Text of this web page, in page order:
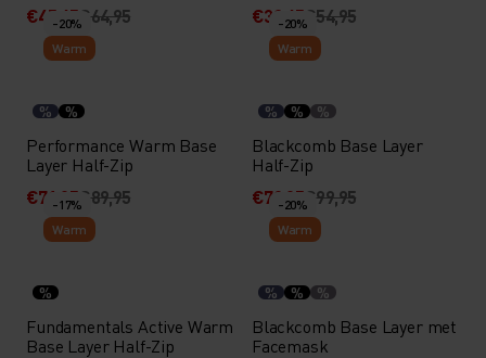
€45,45€64,95
€38,45€54,95
-20%
Warm
% %
Performance Warm Base
Layer Half-Zip
€71,95€89,95
-20%
Warm
% % %
Blackcomb Base Layer
Half-Zip
€79,95€99,95
-17%
Warm
%
Fundamentals Active Warm
Base Layer Half-Zip
-20%
Warm
% % %
Blackcomb Base Layer met
Facemask